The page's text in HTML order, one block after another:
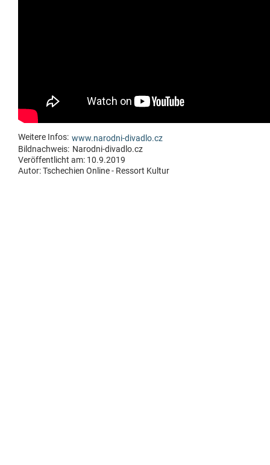
Weitere Infos: www.narodni-divadlo.cz
Bildnachweis: Narodni-divadlo.cz
Veröffentlicht am: 10.9.2019
Autor:Tschechien Online - Ressort Kultur